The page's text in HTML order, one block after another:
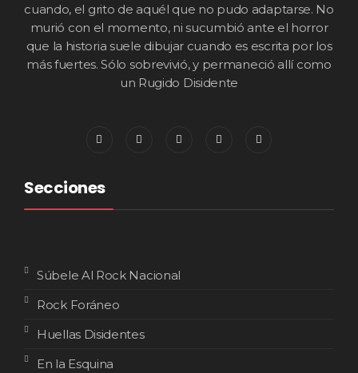
cuando, el grito de aquél que no pudo adaptarse. No
murió con el momento, ni sucumbió ante el horror
que la historia suele dibujar cuando es escrita por los
más fuertes. Sólo sobrevivió, y permaneció allí como
un Rugido Disidente
Secciones
Súbele Al Rock Nacional
Rock Foráneo
Huellas Disidentes
En la Esquina